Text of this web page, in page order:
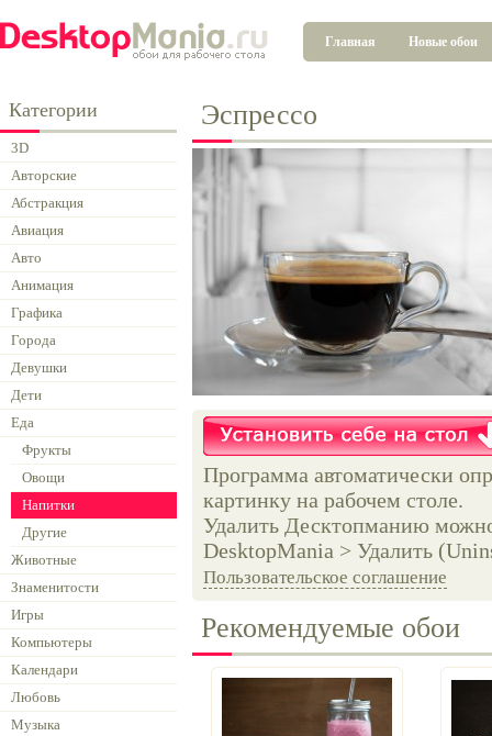
Главная Новые обои
Категории
3D
Авторские
Абстракция
Авиация
Авто
Анимация
Графика
Города
Девушки
Дети
Еда
Фрукты
Овощи
Напитки
Другие
Животные
Знаменитости
Игры
Компьютеры
Календари
Любовь
Музыка
Эспрессо
Программа автоматически
картинку на рабочем столе.
Удалить Десктопманию
DesktopMania > Удалить
Пользовательское соглашение
Рекомендуемые обои